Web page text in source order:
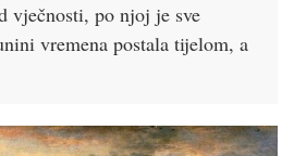
vječnosti, po njoj je sve
vremena postala tijelom, a